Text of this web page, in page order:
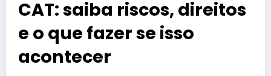
CAT: saiba riscos, direitos
e o que fazer se isso
acontecer